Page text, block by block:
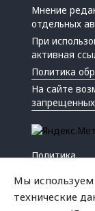
Мнение
отдельных
При
активная
Политика
На сайте
Политика
Мы
технические